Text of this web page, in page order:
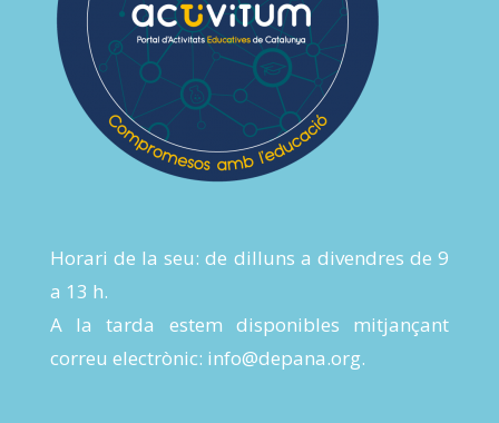
Horari de la seu: de dilluns a divendres de 9
a 13 h.
A la tarda estem disponibles mitjançant
correu electrònic: info@depana.org.